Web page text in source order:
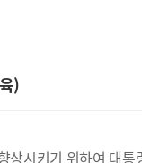
)
시키기 위하여 대